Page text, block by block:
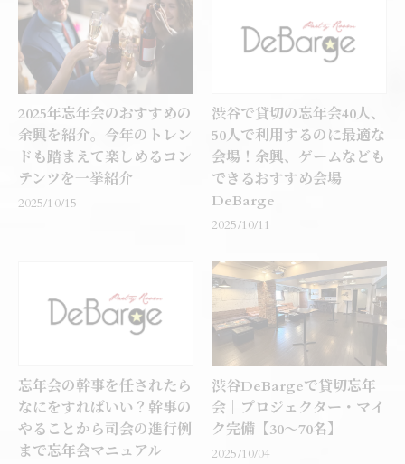
2025年忘年会のおすすめの
余興を紹介。今年のトレン
ドも踏まえて楽しめるコン
テンツを一挙紹介
2025/10/15
渋谷で貸切の忘年会40人、
50人で利用するのに最適な
会場！余興、ゲームなども
できるおすすめ会場
DeBarge
2025/10/11
忘年会の幹事を任されたら
なにをすればいい？幹事の
やることから司会の進行例
まで忘年会マニュアル
渋谷DeBargeで貸切忘年
会｜プロジェクター・マイ
ク完備【30〜70名】
2025/10/04